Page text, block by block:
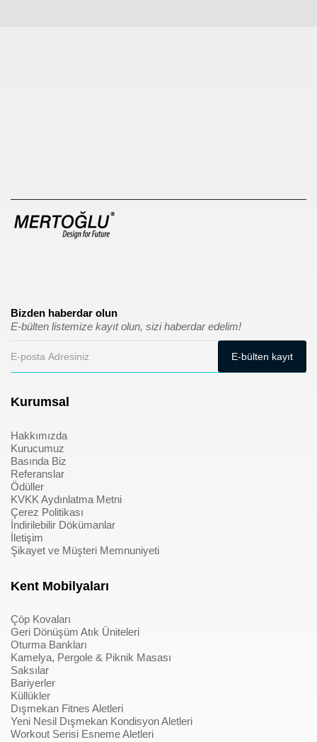
Bizden haberdar olun
E-bülten listemize kayıt olun, sizi haberdar edelim!
Kurumsal
Hakkımızda
Kurucumuz
Basında Biz
Referanslar
Ödüller
KVKK Aydınlatma Metni
Çerez Politikası
İndirilebilir Dökümanlar
İletişim
Şikayet ve Müşteri Memnuniyeti
Kent Mobilyaları
Çöp Kovaları
Geri Dönüşüm Atık Üniteleri
Oturma Bankları
Kamelya, Pergole & Piknik Masası
Saksılar
Bariyerler
Küllükler
Dışmekan Fitnes Aletleri
Yeni Nesil Dışmekan Kondisyon Aletleri
Workout Serisi Esneme Aletleri